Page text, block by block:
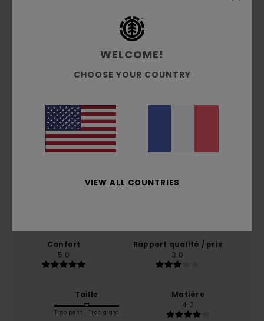
Livraison & Retours
Note moyenne
4.0
Confort
5.0
Rapport qualité / prix
3.0
Taille
Trop petit Trop grand
Matière
4.0
WELCOME!
CHOOSE YOUR COUNTRY
VIEW ALL COUNTRIES